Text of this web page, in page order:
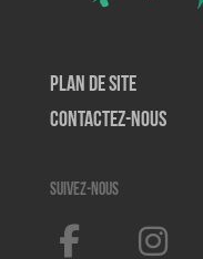
Plan de site
Contactez-nous
Suivez-nous